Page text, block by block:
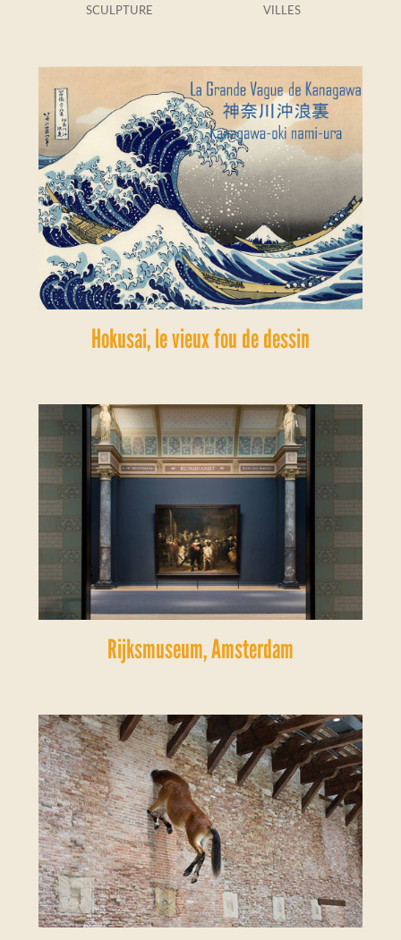
SCULPTURE VILLES
Hokusai, le vieux fou de dessin
Rijksmuseum, Amsterdam